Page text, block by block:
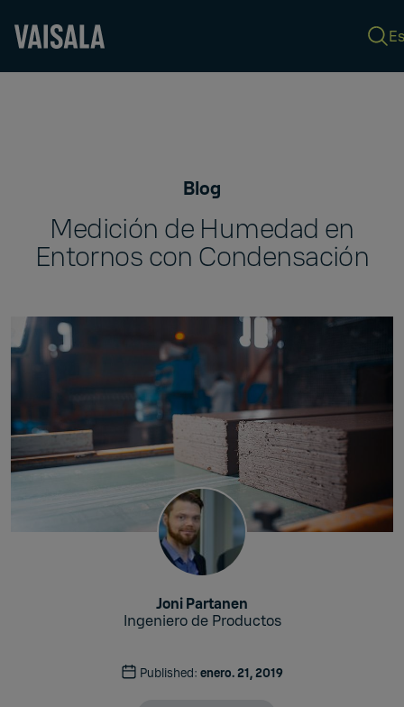
Blog
Medición de Humedad en
Entornos con Condensación
Joni Partanen
Ingeniero de Productos
Published: enero. 21, 2019